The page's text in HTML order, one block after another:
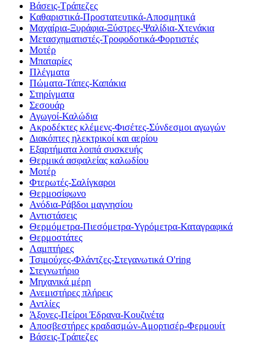
Βάσεις-Τράπεζες
Καθαριστικά-Προστατευτικά-Αποσμητικά
Μαχαίρια-Ξυράφια-Ξύστρες-Ψαλίδια-Χτενάκια
Μετασχηματιστές-Τροφοδοτικά-Φορτιστές
Μοτέρ
Μπαταρίες
Πλέγματα
Πώματα-Τάπες-Καπάκια
Στηρίγματα
Σεσουάρ
Αγωγοί-Καλώδια
Ακροδέκτες κλέμενς-Φισέτες-Σύνδεσμοι αγωγών
Διακόπτες ηλεκτρικοί και αερίου
Εξαρτήματα λοιπά συσκευής
Θερμικά ασφαλείας καλωδίου
Μοτέρ
Φτερωτές-Σαλίγκαροι
Θερμοσίφωνο
Ανόδια-Ράβδοι μαγνησίου
Αντιστάσεις
Θερμόμετρα-Πιεσόμετρα-Υγρόμετρα-Καταγραφικά
Θερμοστάτες
Λαμπτήρες
Τσιμούχες-Φλάντζες-Στεγανωτικά O'ring
Στεγνωτήριο
Μηχανικά μέρη
Ανεμιστήρες πλήρεις
Αντλίες
Άξονες-Πείροι Έδρανα-Κουζινέτα
Αποσβεστήρες κραδασμών-Αμορτισέρ-Φερμουίτ
Βάσεις-Τράπεζες